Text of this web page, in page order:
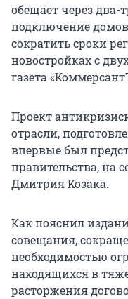
обещает через
подключение
сократить сроки
новостройках с
газета
Проект
отрасли,
впервые был
правительства, на
Дмитрия Козака.
Как пояснил
совещания,
необходимостью
находящихся в
расторжения